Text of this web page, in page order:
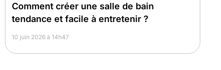
Comment créer une salle de bain
tendance et facile à entretenir ?
10 juin 2026 à 14h47